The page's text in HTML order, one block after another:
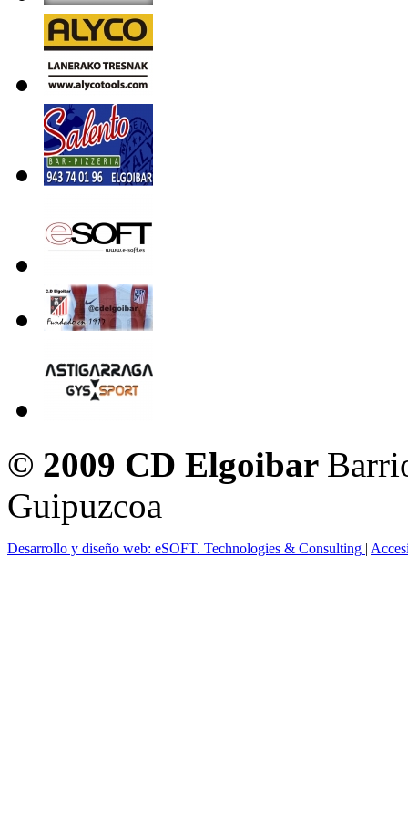
© 2009 CD Elgoibar
Guipuzcoa
Desarrollo y diseño web: eSOFT. Technologies & Consulting |